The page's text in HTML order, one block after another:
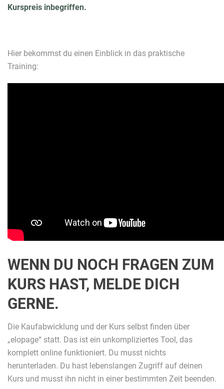
Kurspreis inbegriffen.
Hier bekommst du einen Einblick in das praktische
Training:
WENN DU NOCH FRAGEN ZUM
KURS HAST, MELDE DICH
GERNE.
Die Kaufabwicklung und der Kurs selbst finden über
„elopage“ statt. Das ist ein unkompliziertes Tool, das
komplett online funktioniert. Du musst nichts
herunterladen. Du hast lebenslangen Zugriff auf deinen
Kurs und musst ihn nicht in einer bestimmten Zeit beenden.